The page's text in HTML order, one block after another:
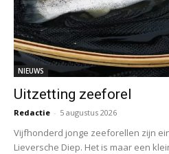
NIEUWS
Uitzetting zeeforel
Redactie - 5 augustus 2026
Vijfhonderd jonge zeeforellen zijn
Lieversche Diep. Het is maar een